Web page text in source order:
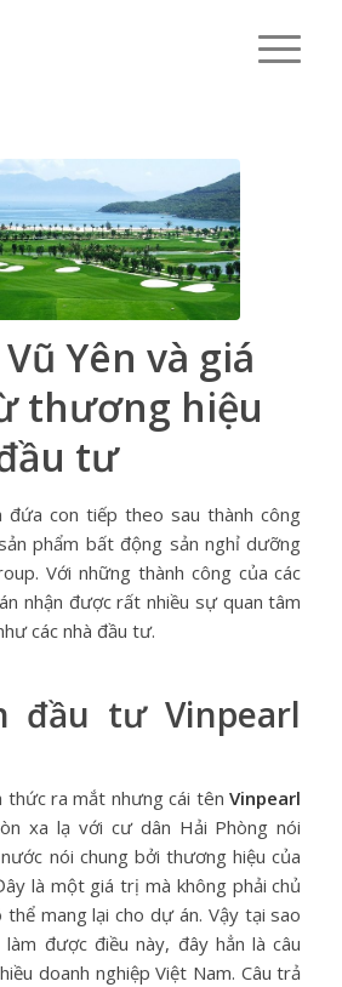
Yên và giá
thương hiệu
tư
đứa con tiếp theo sau thành công
phẩm bất động sản nghỉ dưỡng
Với những thành công của các
nhận được rất nhiều sự quan tâm
các nhà đầu tư.
đầu tư Vinpearl
thức ra mắt nhưng cái tênVinpearl
xa lạ với cư dân Hải Phòng nói
nói chung bởi thương hiệu của
là một giá trị mà không phải chủ
mang lại cho dự án. Vậy tại sao
được điều này, đây hẳn là câu
doanh nghiệp Việt Nam. Câu trả